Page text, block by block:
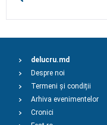
delucru.md
Despre noi
Termeni și condiții
Arhiva evenimentelor
Cronici